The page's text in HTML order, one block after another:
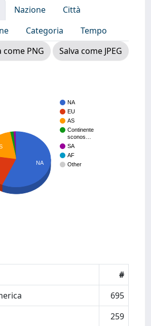
Nazione
Città
Categoria
Tempo
come PNG
Salva come JPEG
NA
EU
AS
Continente
sconos…
SA
AF
Other
NA
#
695
259